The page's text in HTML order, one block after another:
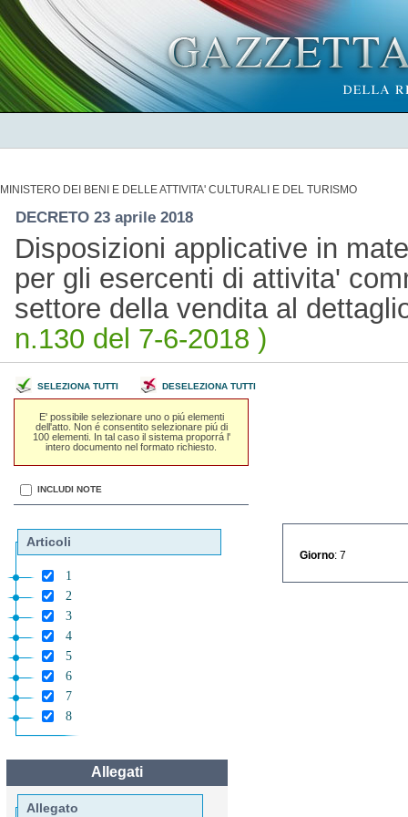
MINISTERO DEI BENI E DELLE ATTIVITA' CULTURALI E DEL TURISMO
DECRETO 23 aprile 2018
Disposizioni applicative in
per gli esercenti di attivita'
settore della vendita al
n.130 del 7-6-2018 )
SELEZIONA TUTTI DESELEZIONA TUTTI
E' possibile selezionare uno o piú elementi
dell'atto. Non é consentito selezionare piú di
100 elementi. In tal caso il sistema proporrá l'
intero documento nel formato richiesto.
INCLUDI NOTE
Articoli
1
2
3
4
5
6
7
8
Allegati
Allegato
Giorno : 7